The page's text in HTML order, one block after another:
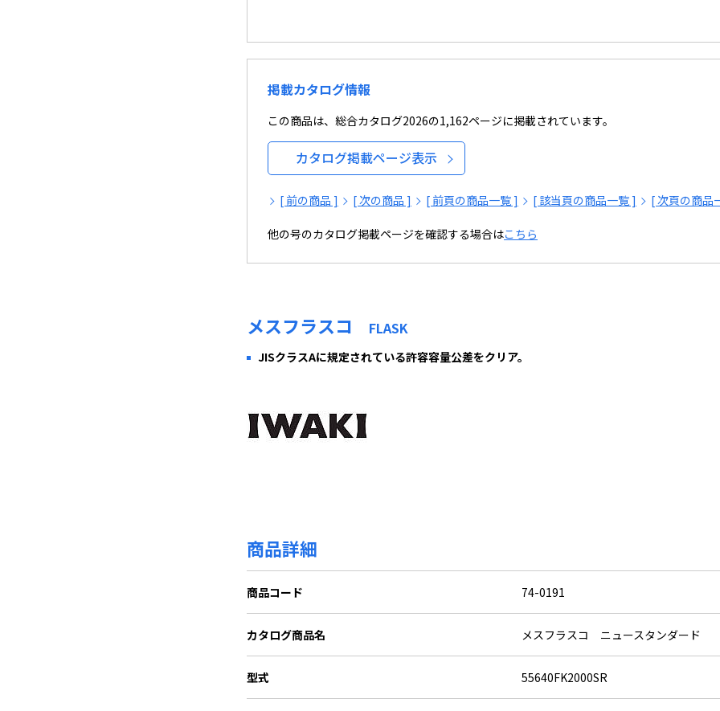
掲載カタログ情報
この商品は、総合カタログ2026の1,162ページに掲載されています。
カタログ掲載ページ表示
[ 前の商品 ] [ 次の商品 ] [ 前頁の商品一覧 ] [ 該当頁の商品一覧 ] [ 次頁の商品
他の号のカタログ掲載ページを確認する場合はこちら
メスフラスコ FLASK
JISクラスAに規定されている許容容量公差をクリア。
商品詳細
商品コード 74-0191
カタログ商品名 メスフラスコ ニュースタンダード
型式 55640FK2000SR